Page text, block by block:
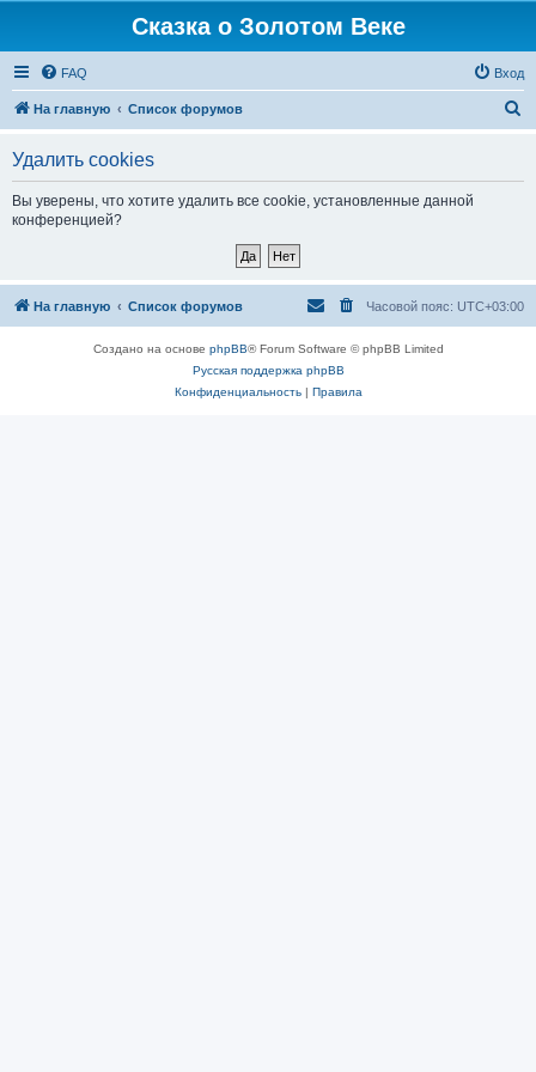
Сказка о Золотом Веке
FAQ Вход
На главную Список форумов
Удалить cookies
Вы уверены, что хотите удалить все cookie, установленные данной
конференцией?
На главную Список форумов Часовой пояс: UTC+03:00
Создано на основе phpBB® Forum Software © phpBB Limited
Русская поддержка phpBB
Конфиденциальность| Правила